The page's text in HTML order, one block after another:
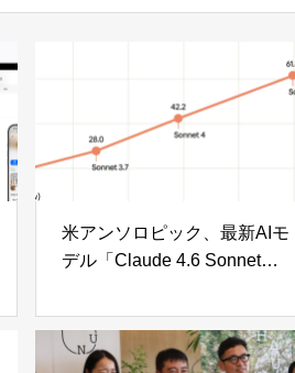
米アンソロピック、最新AIモ
デル「Claude 4.6 Sonnet」
実用価格で